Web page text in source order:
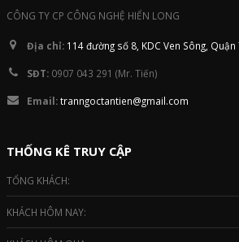
CÔNG TY CP CÔNG NGHỆ HIỂN LONG
Địa chỉ: 114 đường số 8, KDC Ven Sông, Quận
SĐT: 0907 043 291 (Mr. Tiến)
Email:tranngoctantien@gmail.com
THỐNG KÊ TRUY CẬP
TỔNG KHÁCH:
KHÁCH HÔM NAY: